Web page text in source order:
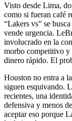
Visto desde Lima,
como si fueran café
“Lakers vs” se
vende urgencia.
involucrado en la
morbo competitivo y
dinero rápido. El
Houston no entra a
siguen esquivando.
recientes, una
defensiva y menos
aceptar eso porque